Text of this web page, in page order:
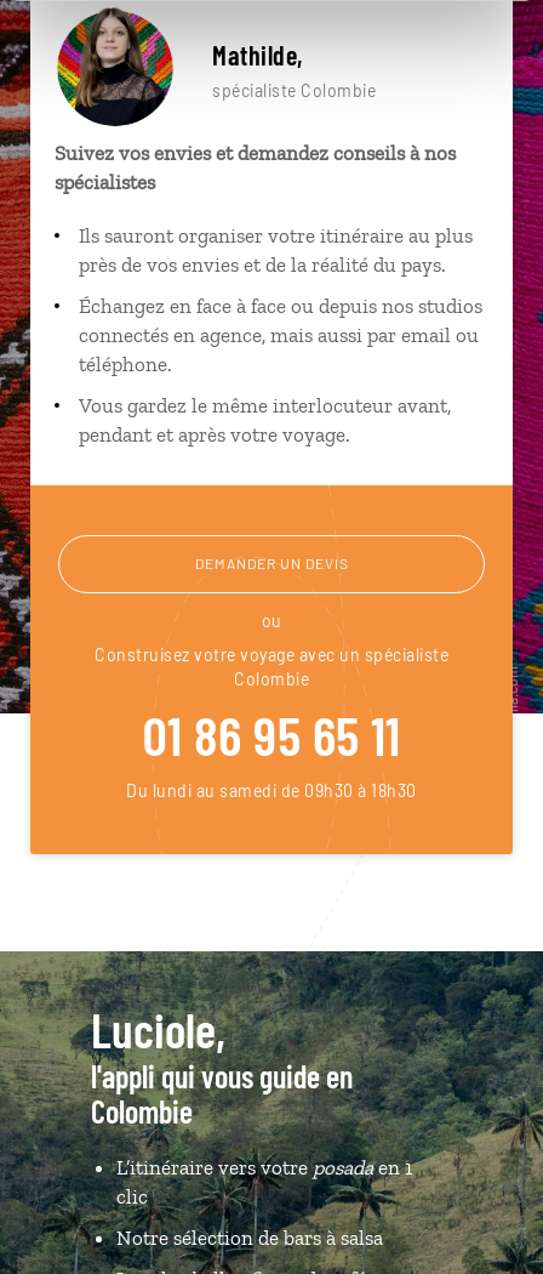
Mathilde,
spécialiste Colombie
Suivez vos envies et demandez conseils à nos
spécialistes
Ils sauront organiser votre itinéraire au plus
près de vos envies et de la réalité du pays.
Échangez en face à face ou depuis nos studios
connectés en agence, mais aussi par email ou
téléphone.
Vous gardez le même interlocuteur avant,
pendant et après votre voyage.
DEMANDER UN DEVIS
ou
Construisez votre voyage avec un spécialiste
Colombie
01 86 95 65 11
Du lundi au samedi de 09h30 à 18h30
Luciole,
l'appli qui vous guide en
Colombie
L’itinéraire vers votreposadaen 1
clic
Notre sélection de bars à salsa